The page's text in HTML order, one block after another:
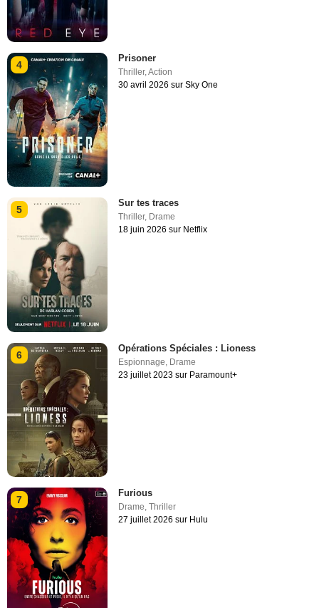
4
Prisoner
Thriller,Action
30 avril 2026 sur Sky One
5
Sur tes traces
Thriller, Drame
18 juin 2026 sur Netflix
6
Opérations Spéciales : Lioness
Espionnage Drame
23 juillet 2023 sur Paramount+
7
Furious
Drame,Thriller
27 juillet 2026 sur Hulu